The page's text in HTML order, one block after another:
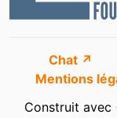
Chat ↗
Mentions
Construit avec